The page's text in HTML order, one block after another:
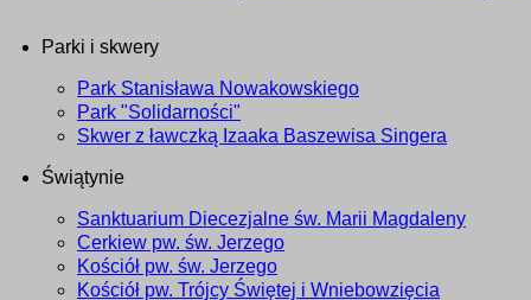
Parki i skwery
Park Stanisława Nowakowskiego
Park "Solidarności"
Skwer z ławczką Izaaka Baszewisa Singera
Świątynie
Sanktuarium Diecezjalne św. Marii Magdaleny
Cerkiew pw. św. Jerzego
Kościół pw. św. Jerzego
Kościół pw. Trójcy Świętej i Wniebowzięcia